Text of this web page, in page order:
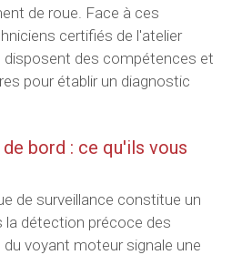
de roue. Face à ces
certifiés de l'atelier
disposent des compétences et
pour établir un diagnostic
bord : ce qu'ils vous
de surveillance constitue un
la détection précoce des
voyant moteur signale une